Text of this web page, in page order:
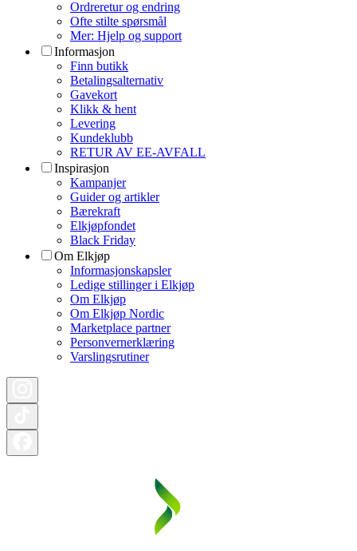
Ordreretur og endring
Ofte stilte spørsmål
Mer: Hjelp og support
Informasjon
Finn butikk
Betalingsalternativ
Gavekort
Klikk & hent
Levering
Kundeklubb
RETUR AV EE-AVFALL
Inspirasjon
Kampanjer
Guider og artikler
Bærekraft
Elkjøpfondet
Black Friday
Om Elkjøp
Informasjonskapsler
Ledige stillinger i Elkjøp
Om Elkjøp
Om Elkjøp Nordic
Marketplace partner
Personvernerklæring
Varslingsrutiner